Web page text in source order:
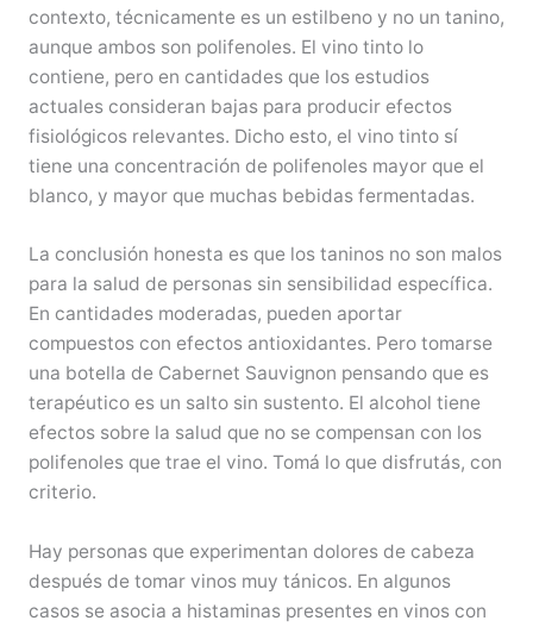
contexto, técnicamente es un estilbeno y no un tanino,
aunque ambos son polifenoles. El vino tinto lo
contiene, pero en cantidades que los estudios
actuales consideran bajas para producir efectos
fisiológicos relevantes. Dicho esto, el vino tinto sí
tiene una concentración de polifenoles mayor que el
blanco, y mayor que muchas bebidas fermentadas.
La conclusión honesta es que los taninos no son malos
para la salud de personas sin sensibilidad específica.
En cantidades moderadas, pueden aportar
compuestos con efectos antioxidantes. Pero tomarse
una botella de Cabernet Sauvignon pensando que es
terapéutico es un salto sin sustento. El alcohol tiene
efectos sobre la salud que no se compensan con los
polifenoles que trae el vino. Tomá lo que disfrutás, con
criterio.
Hay personas que experimentan dolores de cabeza
después de tomar vinos muy tánicos. En algunos
casos se asocia a histaminas presentes en vinos con